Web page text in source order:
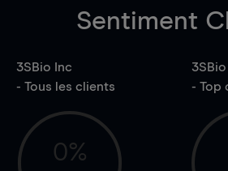
Sentiment
3SBio Inc
- Tous les clients
0%
- Top